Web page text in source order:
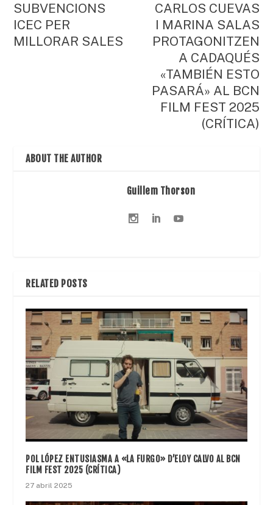
SUBVENCIONS
ICEC PER
MILLORAR SALES
CARLOS CUEVAS
I MARINA SALAS
PROTAGONITZEN
A CADAQUÉS
«TAMBIÉN ESTO
PASARÁ» AL BCN
FILM FEST 2025
(CRÍTICA)
ABOUT THE AUTHOR
Guillem Thorson
RELATED POSTS
POL LÓPEZ ENTUSIASMA A «LA FURGO» D’ELOY CALVO AL BCN
FILM FEST 2025 (CRÍTICA)
27 abril 2025